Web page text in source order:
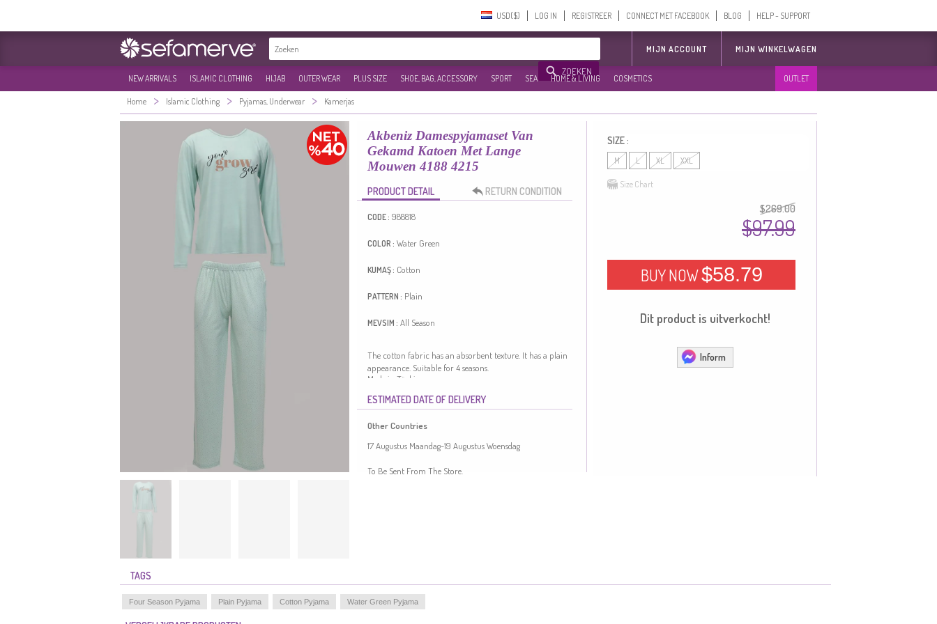
USD($)‎ LOG IN REGISTREER CONNECT MET FACEBOOK BLOG HELP - SUPPORT
ZOEKEN
MIJN ACCOUNT MIJN WINKELWAGEN
NEW ARRIVALS ISLAMIC CLOTHING HIJAB OUTER WEAR PLUS SIZE SHOE, BAG, ACCESSORY SPORT SEA HOME & LIVING COSMETICS OUTLET
Home > Islamic Clothing > Pyjamas, Underwear > Kamerjas
Akbeniz Damespyjamaset Van
Gekamd Katoen Met Lange
Mouwen 4188 4215
PRODUCT DETAIL RETURN CONDITION
CODE : 988818
COLOR : Water Green
KUMAŞ : Cotton
PATTERN : Plain
MEVSIM : All Season
The cotton fabric has an absorbent texture. It has a plain
appearance. Suitable for 4 seasons.
Made in Türkiye
ESTIMATED DATE OF DELIVERY
Other Countries
17 Augustus Maandag-19 Augustus Woensdag
To Be Sent From The Store.
SIZE :
M L XL XXL
Size Chart
$269.00
$97.99
BUY NOW$58.79
Dit product is uitverkocht!
Inform
TAGS
Four Season Pyjama Plain Pyjama Cotton Pyjama Water Green Pyjama